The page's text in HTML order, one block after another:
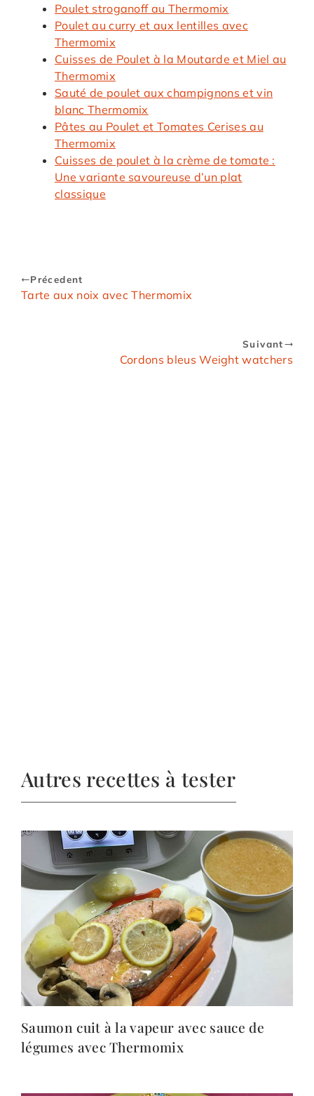
Poulet stroganoff au Thermomix
Poulet au curry et aux lentilles avec
Thermomix
Cuisses de Poulet à la Moutarde et Miel au
Thermomix
Sauté de poulet aux champignons et vin
blanc Thermomix
Pâtes au Poulet et Tomates Cerises au
Thermomix
Cuisses de poulet à la crème de tomate :
Une variante savoureuse d’un plat
classique
Précedent
Tarte aux noix avec Thermomix
Suivant
Cordons bleus Weight watchers
Autres recettes à tester
Saumon cuit à la vapeur avec sauce de
légumes avec Thermomix